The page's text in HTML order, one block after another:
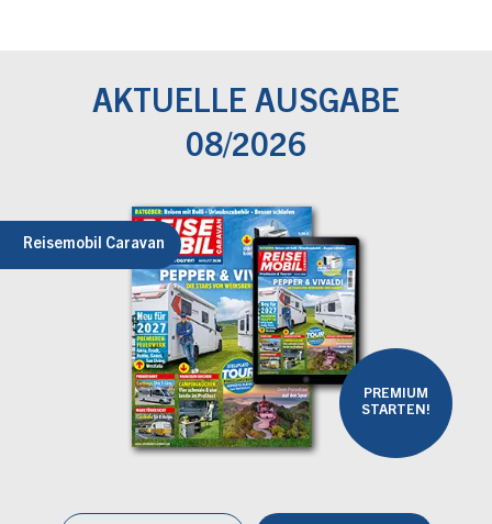
AKTUELLE AUSGABE
08/2026
Reisemobil Caravan
PREMIUM
STARTEN!